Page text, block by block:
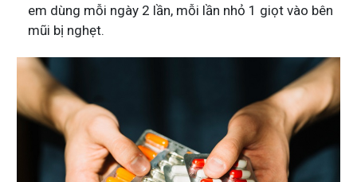
em dùng mỗi ngày 2 lần, mỗi lần nhỏ 1 giọt vào bên
mũi bị nghẹt.